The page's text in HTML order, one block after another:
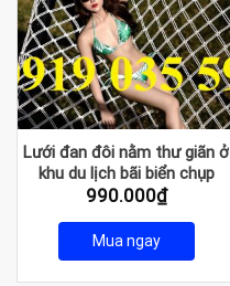
Lưới đan đôi nằm thư giãn ở
khu du lịch bãi biển chụp
ảnh
990.000₫
Mua ngay